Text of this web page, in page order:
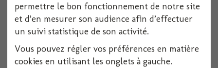
permettre le bon fonctionnement de notre site
et d’en mesurer son audience afin d’effectuer
un suivi statistique de son activité.
Vous pouvez régler vos préférences en matière
cookies en utilisant les onglets à gauche.